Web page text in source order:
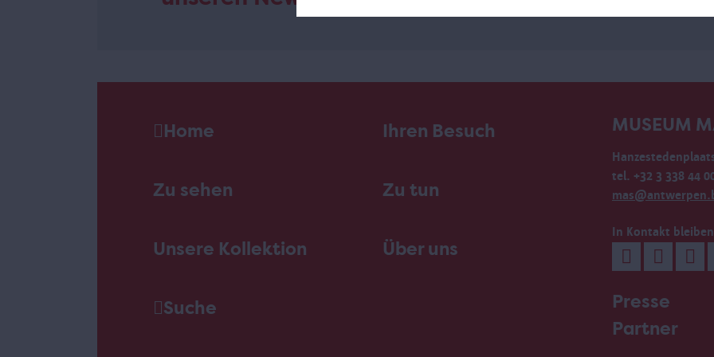
Home Ihren Besuch
Zu sehen Zu tun
Unsere Kollektion Über uns
Suche
MUSEUM
tel. +32 3 338 44
In Kontakt bleiben
Presse
Partner